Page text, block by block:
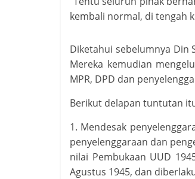
kembali normal, di tengah
Diketahui sebelumnya Din
Mereka kemudian
MPR, DPD dan
Berikut delapan tuntutan
1. Mendesak
penyelenggaraan dan
nilai Pembukaan UUD
Agustus 1945, dan